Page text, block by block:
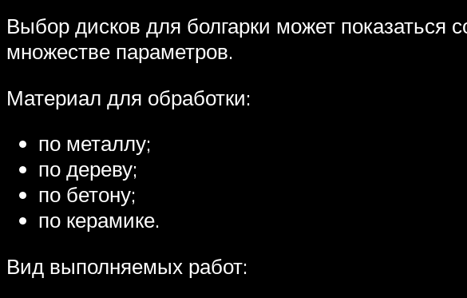
Выбор дисков для болгарки может показаться
множестве параметров.
Материал для обработки:
по металлу;
по дереву;
по бетону;
по керамике.
Вид выполняемых работ: